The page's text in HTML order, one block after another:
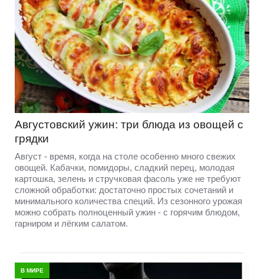
Августовский ужин: три блюда из овощей с
грядки
Август - время, когда на столе особенно много свежих
овощей. Кабачки, помидоры, сладкий перец, молодая
картошка, зелень и стручковая фасоль уже не требуют
сложной обработки: достаточно простых сочетаний и
минимального количества специй. Из сезонного урожая
можно собрать полноценный ужин - с горячим блюдом,
гарниром и лёгким салатом.
В МИРЕ